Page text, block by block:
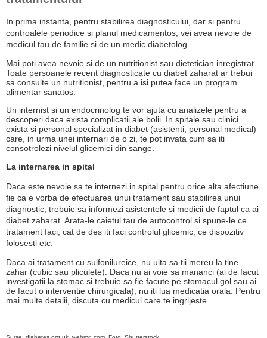
In prima instanta, pentru stabilirea diagnosticului, dar si pentru
controalele periodice si planul medicamentos, vei avea nevoie de
medicul tau de familie si de un medic diabetolog.
Mai poti avea nevoie si de un nutritionist sau dietetician inregistrat.
Toate persoanele recent diagnosticate cu diabet zaharat ar trebui
sa consulte un nutritionist, pentru a isi putea face un program
alimentar sanatos.
Un internist si un endocrinolog te vor ajuta cu analizele pentru a
descoperi daca exista complicatii ale bolii. In spitale sau clinici
exista si personal specializat in diabet (asistenti, personal medical)
care, in urma unei internari de o zi, te pot invata cum sa iti
consotrolezi nivelul glicemiei din sange.
La internarea in spital
Daca este nevoie sa te internezi in spital pentru orice alta afectiune,
fie ca e vorba de efectuarea unui tratament sau stabilirea unui
diagnostic, trebuie sa informezi asistentele si medicii de faptul ca ai
diabet zaharat. Arata-le caietul tau de autocontrol si spune-le ce
tratament faci, cat de des iti faci controlul glicemic, ce dispozitiv
folosesti etc.
Daca ai tratament cu sulfonilureice, nu uita sa tii mereu la tine
zahar (cubic sau pliculete). Daca nu ai voie sa mananci (ai de facut
investigatii la stomac si trebuie sa fie facute pe stomacul gol sau ai
de facut o interventie chirurgicala), nu iti lua medicatia orala. Pentru
mai multe detalii, discuta cu medicul care te ingrijeste.